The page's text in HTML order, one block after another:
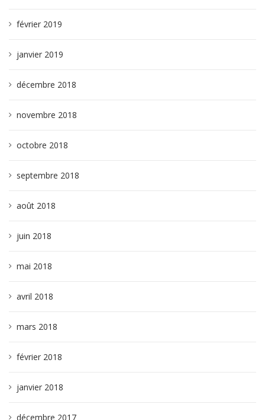
février 2019
janvier 2019
décembre 2018
novembre 2018
octobre 2018
septembre 2018
août 2018
juin 2018
mai 2018
avril 2018
mars 2018
février 2018
janvier 2018
décembre 2017